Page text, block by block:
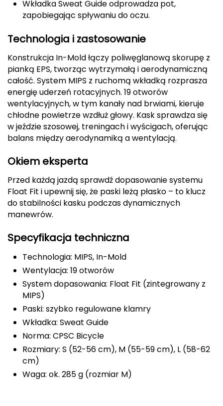
Deuter
Dolomite
E
EISBAR
ENERO
ENERO CAMP
Elmer by Swany
Extremities
F
FASHY
Fjord Nansen
G
GSI Outdoors
Gear Aid
Gerber
Wkładka Sweat Guide odprowadza pot,
zapobiegając spływaniu do oczu.
Technologia i zastosowanie
Konstrukcja In-Mold łączy poliwęglanową skorupę z
pianką EPS, tworząc wytrzymałą i aerodynamiczną
całość. System MIPS z ruchomą wkładką rozprasza
energię uderzeń rotacyjnych. 19 otworów
wentylacyjnych, w tym kanały nad brwiami, kieruje
chłodne powietrze wzdłuż głowy. Kask sprawdza się
w jeździe szosowej, treningach i wyścigach, oferując
balans między aerodynamiką a wentylacją.
Okiem eksperta
Przed każdą jazdą sprawdź dopasowanie systemu
Float Fit i upewnij się, że paski leżą płasko – to klucz
do stabilności kasku podczas dynamicznych
manewrów.
Specyfikacja techniczna
Technologia: MIPS, In-Mold
Wentylacja: 19 otworów
System dopasowania: Float Fit (zintegrowany z
MIPS)
Paski: szybko regulowane klamry
Wkładka: Sweat Guide
Norma: CPSC Bicycle
Rozmiary: S (52-56 cm), M (55-59 cm), L (58-62
cm)
Waga: ok. 285 g (rozmiar M)